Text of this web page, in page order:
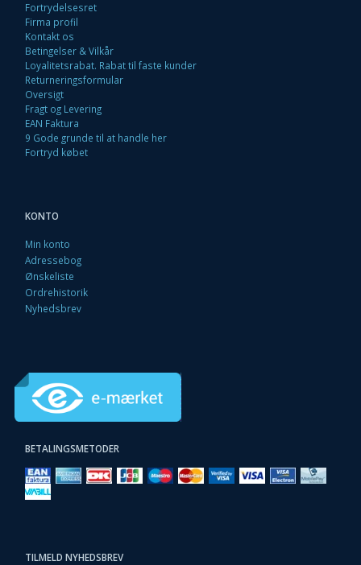
Fortrydelsesret
Firma profil
Kontakt os
Betingelser & Vilkår
Loyalitetsrabat. Rabat til faste kunder
Returneringsformular
Oversigt
Fragt og Levering
EAN Faktura
9 Gode grunde til at handle her
Fortryd købet
KONTO
Min konto
Adressebog
Ønskeliste
Ordrehistorik
Nyhedsbrev
BETALINGSMETODER
TILMELD NYHEDSBREV